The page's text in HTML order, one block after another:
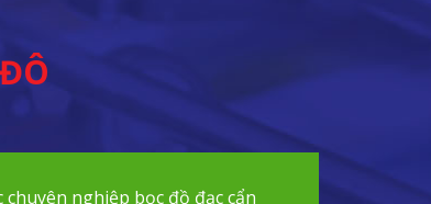
chuyên nghiệp bọc đồ đạc cẩn